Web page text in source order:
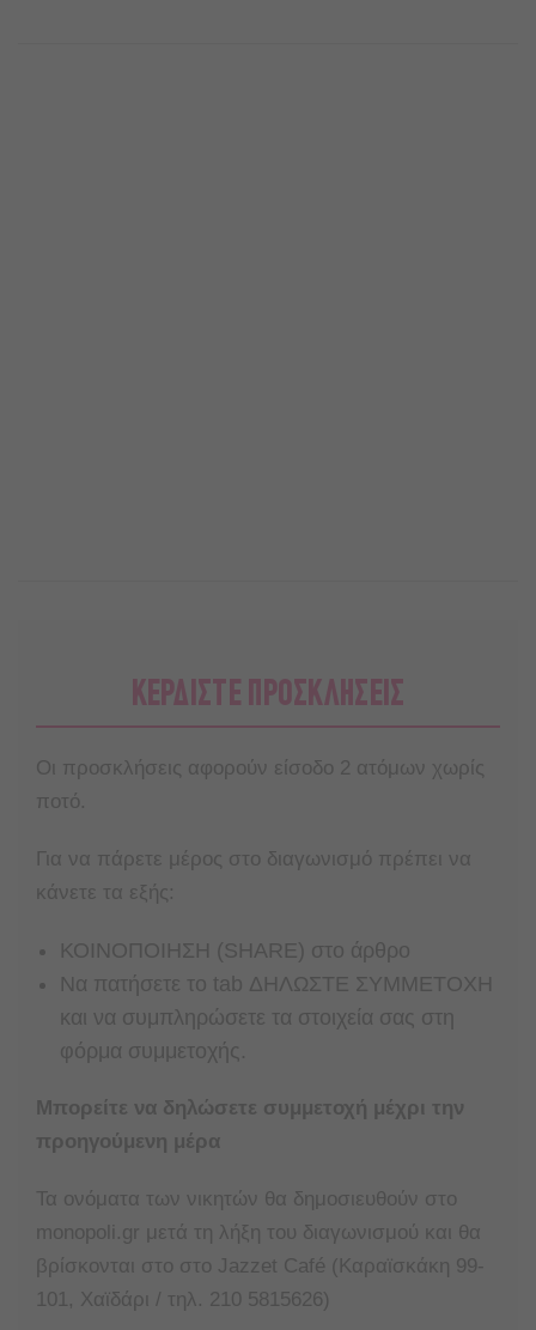
ΚΕΡΔΙΣΤΕ ΠΡΟΣΚΛΗΣΕΙΣ
Οι προσκλήσεις αφορούν είσοδο 2 ατόμων χωρίς
ποτό.
Για να πάρετε μέρος στο διαγωνισμό πρέπει να
κάνετε τα εξής:
ΚΟΙΝΟΠΟΙΗΣΗ (SHARE) στο άρθρο
Nα πατήσετε το tab ΔΗΛΩΣΤΕ ΣΥΜΜΕΤΟΧΗ
και να συμπληρώσετε τα στοιχεία σας στη
φόρμα συμμετοχής.
Μπορείτε να δηλώσετε συμμετοχή μέχρι την
προηγούμενη μέρα
Τα ονόματα των νικητών θα δημοσιευθούν στο
monopoli.gr μετά τη λήξη του διαγωνισμού και θα
βρίσκονται στο στο Jazzet Café (Καραϊσκάκη 99-
101, Χαϊδάρι / τηλ. 210 5815626)